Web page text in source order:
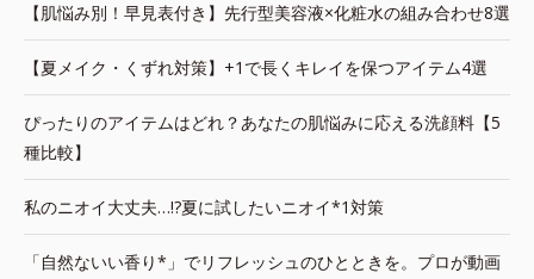
【肌悩み別！早見表付き】先行型美容液×化粧水の組み合わせ8選
【夏メイク・くずれ対策】+1で長くキレイを保つアイテム4選
ぴったりのアイテムはどれ？あなたの肌悩みに応える洗顔料【5
種比較】
私のニオイ大丈夫…!?夏に試したいニオイ*1対策
「自然ないい香り*」でリフレッシュのひとときを。プロが動画